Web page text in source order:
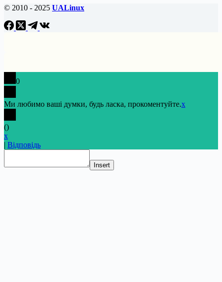
© 2010 - 2025 UALinux
0
Ми любимо ваші думки, будь ласка, прокоментуйте.x
()
x
| Відповідь
Insert